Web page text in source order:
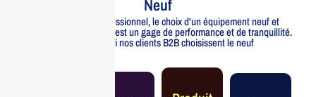
Neuf
Pour un usage professionnel, le choix d'un équipement neuf et
officiellement distribué est un gage de performance et de tranquillité.
Voici pourquoi nos clients B2B choisissent le neuf